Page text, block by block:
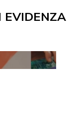
EVIDENZA
TAILOR